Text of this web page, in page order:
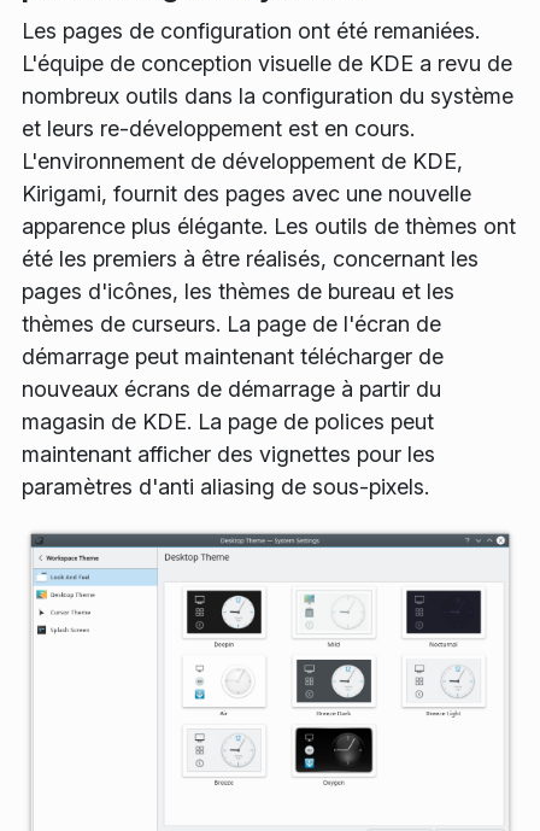
Les pages de configuration ont été remaniées.
L'équipe de conception visuelle de KDE a revu de
nombreux outils dans la configuration du système
et leurs re-développement est en cours.
L'environnement de développement de KDE,
Kirigami, fournit des pages avec une nouvelle
apparence plus élégante. Les outils de thèmes ont
été les premiers à être réalisés, concernant les
pages d'icônes, les thèmes de bureau et les
thèmes de curseurs. La page de l'écran de
démarrage peut maintenant télécharger de
nouveaux écrans de démarrage à partir du
magasin de KDE. La page de polices peut
maintenant afficher des vignettes pour les
paramètres d'anti aliasing de sous-pixels.